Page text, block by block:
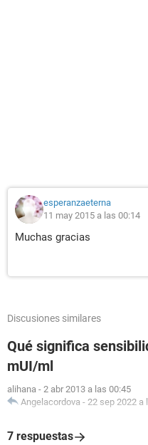
esperanzaeterna
11 may 2015 a las 00:14
Muchas gracias
Discusiones similares
Qué significa
mUI/ml
alihana - 2 abr 2013 a las 00:45
Angelacordova - 22 sep 2022 a
7 respuestas